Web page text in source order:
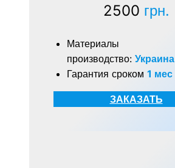
2500 грн.
Материалы
производство: Украина
Гарантия сроком 1 мес
ЗАКАЗАТЬ